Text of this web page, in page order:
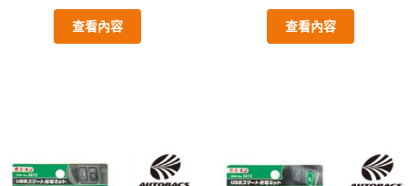
查看內容 查看內容